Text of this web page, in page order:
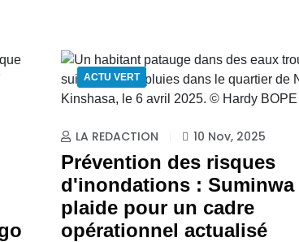
ACTU VERT
LA REDACTION 10 Nov, 2025
Prévention des risques
d'inondations : Suminwa
plaide pour un cadre
opérationnel actualisé